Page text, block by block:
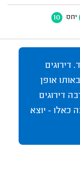
יחס 10
דירוגים
אופן
דירוגים
כאלו - יוצא